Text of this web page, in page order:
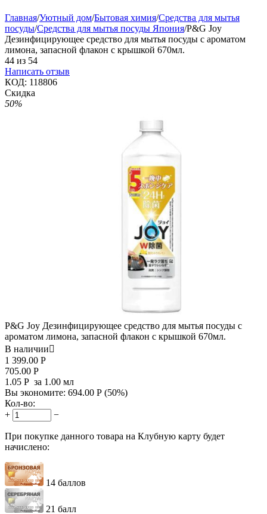
Главная/Уютный дом/Бытовая химия/Средства для мытья
посуды/Средства для мытья посуды Япония/P&G Joy
Дезинфицирующее средство для мытья посуды с ароматом
лимона, запасной флакон с крышкой 670мл.
44 из 54
Написать отзыв
КОД: 118806
Скидка
50%
P&G Joy Дезинфицирующее средство для мытья посуды с
ароматом лимона, запасной флакон с крышкой 670мл.
В наличии
1 399.00 Р
705.00 Р
1.05 Р за 1.00 мл
Вы экономите: 694.00 Р (50%)
Кол-во:
+
−
При покупке данного товара на Клубную карту будет
начислено:
14 баллов
21 балл